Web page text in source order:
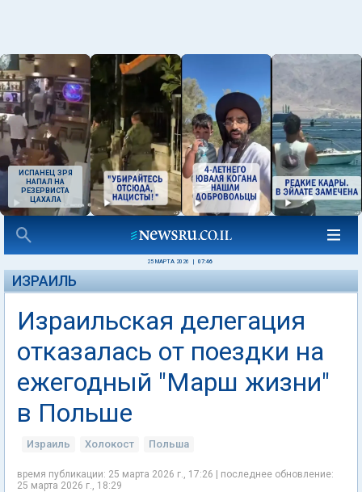
ИСПАНЕЦ ЗРЯ
НАПАЛ НА
РЕЗЕРВИСТА
ЦАХАЛА
25 МАРТА 2026 07:46
ИЗРАИЛЬ
Израильская делегация
отказалась от поездки на
ежегодный "Марш жизни"
в Польше
Израиль Холокост Польша
время публикации: 25 марта 2026 г., 17:26 | последнее обновление:
25 марта 2026 г., 18:29